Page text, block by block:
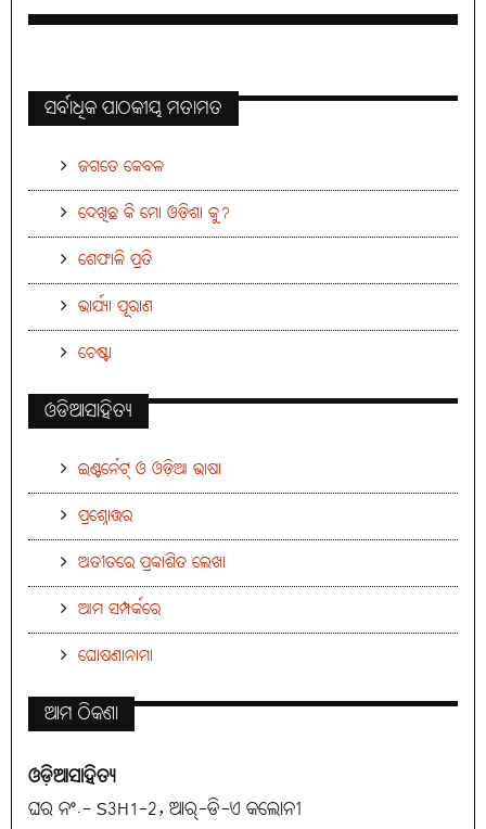
ସର୍ବାଧିକ ପାଠକୀୟ ମତାମତ
ଜଗତେ କେବଳ
ଦେଖିଛ କି ମୋ ଓଡ଼ିଶା କୁ?
ଶେଫାଳି ପ୍ରତି
ଭାର୍ଯ୍ୟା ପୂରାଣ
ଚେଷ୍ଟା
ଓଡିଆସାହିତ୍ୟ
ଇଣ୍ଟର୍ନେଟ୍ ଓ ଓଡ଼ିଆ ଭାଷା
ପ୍ରଶ୍ନୋତ୍ତର
ଅତୀତରେ ପ୍ରକାଶିତ ଲେଖା
ଆମ ସମ୍ପର୍କରେ
ଘୋଷଣାନାମା
ଆମ ଠିକଣା
ଓଡ଼ିଆସାହିତ୍ୟ
ଘର ନଂ.- S3H1-2, ଆର୍-ଡି-ଏ କଲୋନୀ